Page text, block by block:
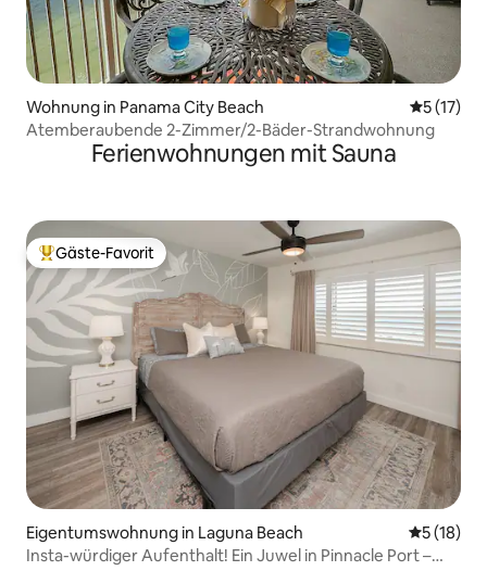
Wohnung in Panama City Beach
5 (17)
Atemberaubende 2-Zimmer/2-Bäder-Strandwohnung
Ferienwohnungen mit Sauna
Beliebter Gäste-Favorit.
Gäste-Favorit
Eigentumswohnung in Laguna Beach
5 (18)
Insta-würdiger Aufenthalt! Ein Juwel in Pinnacle Port –